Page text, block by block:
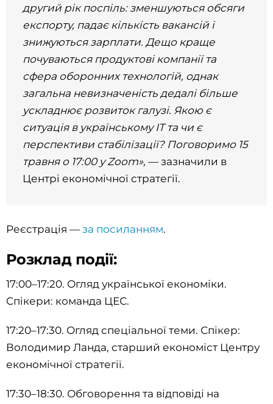
другий рік поспіль: зменшуються обсяги
експорту, падає кількість вакансій і
знижуються зарплати. Дещо краще
почуваються продуктові компанії та
сфера оборонних технологій, однак
загальна невизначеність дедалі більше
ускладнює розвиток галузі. Якою є
ситуація в українському ІТ та чи є
перспективи стабілізації? Поговоримо 15
травня о 17:00 у Zoom», — зазначили в
Центрі економічної стратегії.
Реєстрація — за посиланням.
Розклад події:
17:00–17:20. Огляд української економіки.
Спікери: команда ЦЕС.
17:20–17:30. Огляд спеціальної теми. Спікер:
Володимир Ланда, старший економіст Центру
економічної стратегії.
17:30–18:30. Обговорення та відповіді на